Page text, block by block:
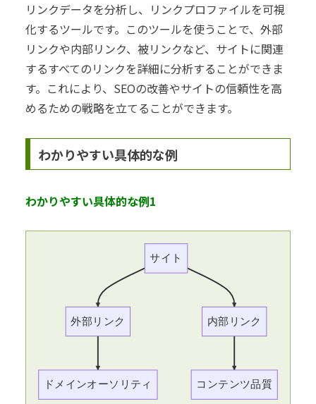
リンクデータを分析し、リンクプロファイルを可視
化するツールです。このツールを使うことで、外部
リンクや内部リンク、被リンクなど、サイトに関連
するすべてのリンクを詳細に分析することができま
す。これにより、SEOの改善やサイトの信頼性を高
めるための戦略を立てることができます。
わかりやすい具体的な例
わかりやすい具体的な例1
サイト
外部リンク 内部リンク
ドメインオーソリティ コンテンツ品質